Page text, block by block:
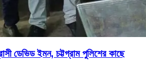
ডেভিড ইমন, চট্টগ্রাম পুলিশের কাছে